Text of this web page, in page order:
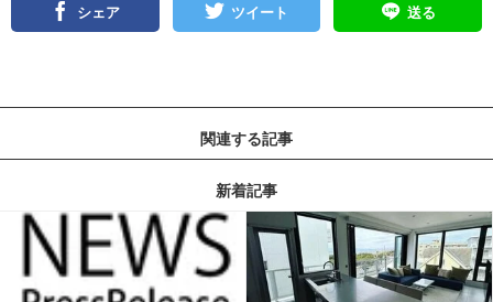
シェア ツイート 送る
関連する記事
新着記事